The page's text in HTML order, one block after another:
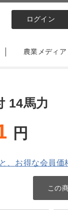
ログイン
農業メディア
14馬力
円
、お得な会員価
この